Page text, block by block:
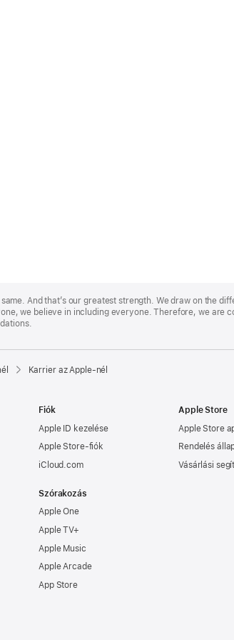
And that’s our greatest strength. We draw on the
we believe in including everyone. Therefore, we are
Karrier az Apple‑nél
Fiók
Apple ID kezelése
Apple Store-fiók
iCloud.com
Szórakozás
Apple One
Apple TV+
Apple Music
Apple Arcade
App Store
Apple Store
Apple Store
Rendelés
Vásárlási